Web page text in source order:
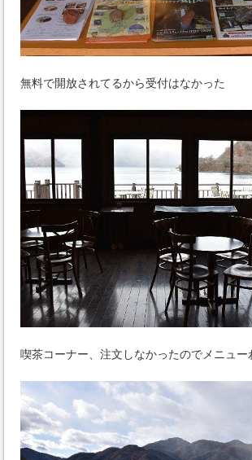
無料で開放されてるから受付はなかった
喫茶コーナー、注文しなかったのでメニュー